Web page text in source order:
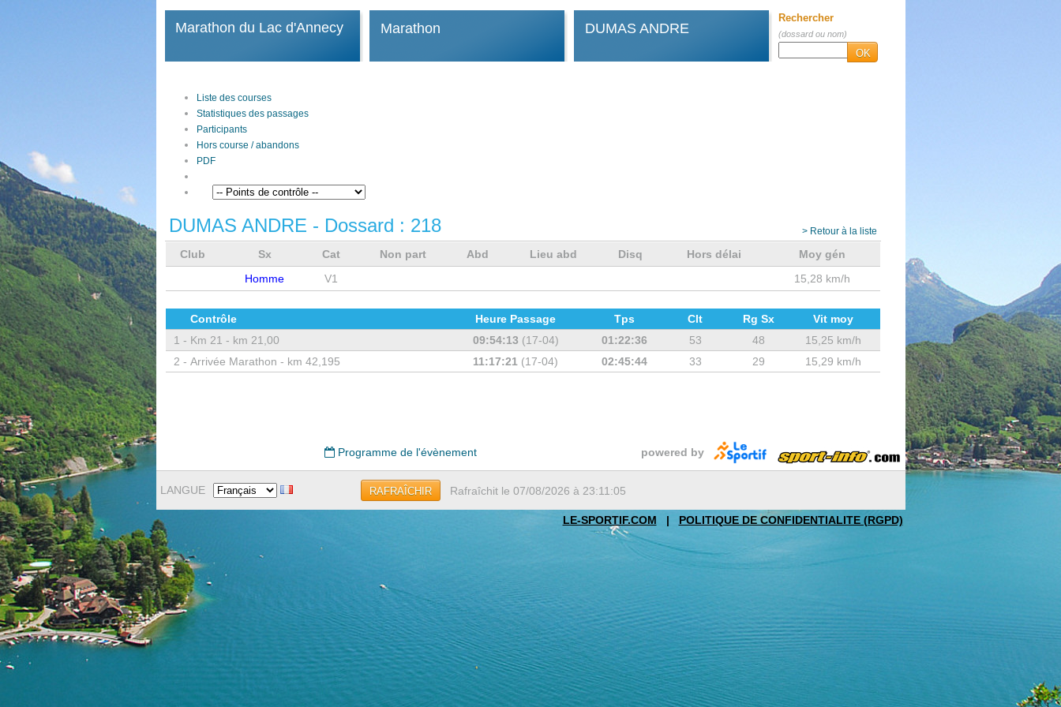
Marathon du Lac d'Annecy Marathon DUMAS ANDRE
Rechercher
(dossard ou nom)
OK
Liste des courses
Statistiques des passages
Participants
Hors course / abandons
PDF
DUMAS ANDRE - Dossard : 218 > Retour à la liste
Club Sx Cat Non part Abd Lieu abd Disq Hors délai
Moy gén
Homme
V1 15,28 km/h
Contrôle Heure Passage Tps Clt Rg Sx
Vit moy
1 - Km 21 - km 21,00 09:54:13 (17-04) 01:22:36 53 48
15,25 km/h
2 - Arrivée Marathon - km 42,195 11:17:21 (17-04) 02:45:44 33 29 15,29 km/h
Programme de l'évènement powered by
LANGUE RAFRAÎCHIR Rafraîchit le 07/08/2026 à 23:11:05
LE-SPORTIF.COM | POLITIQUE DE CONFIDENTIALITE (RGPD)